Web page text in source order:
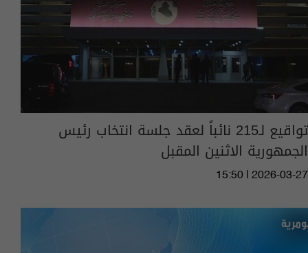
تواقيع لـ215 نائباً لعقد جلسة انتخاب رئيس
الجمهورية الاثنين المقبل
15:50 | 2026-03-27